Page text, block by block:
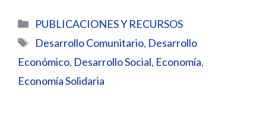
Categorías
PUBLICACIONES Y RECURSOS
Etiquetas
Desarrollo Comunitario, Desarrollo
Económico, Desarrollo Social, Economía,
Economía Solidaria